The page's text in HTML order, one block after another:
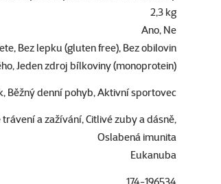
2,3 kg
Ano, Ne
Bez lepku (gluten free), Bez obilovin
Jeden zdroj bílkoviny (monoprotein)
Běžný denní pohyb, Aktivní sportovec
a zažívání, Citlivé zuby a dásně,
Oslabená imunita
Eukanuba